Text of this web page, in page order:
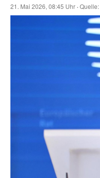
21. Mai 2026, 08:45 Uhr ·Quelle: